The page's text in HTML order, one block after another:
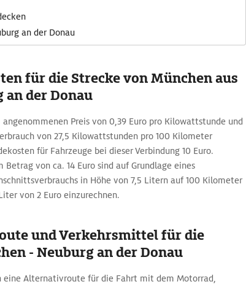
an der Donau
für die Strecke von München aus
an der Donau
Preis von 0,39 Euro pro Kilowattstunde und
von 27,5 Kilowattstunden pro 100 Kilometer
für Fahrzeuge bei dieser Verbindung 10 Euro.
von ca. 14 Euro sind auf Grundlage eines
in Höhe von 7,5 Litern auf 100 Kilometer
von 2 Euro einzurechnen.
und Verkehrsmittel für die
- Neuburg an der Donau
eine Alternativroute für die Fahrt mit dem Motorrad,